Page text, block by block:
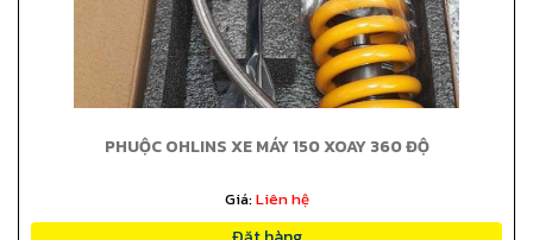
PHUỘC OHLINS XE MÁY 150 XOAY 360 ĐỘ
Giá:Liên hệ